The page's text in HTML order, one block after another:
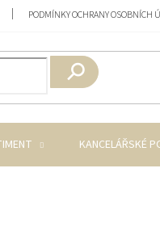
PODMÍNKY OCHRANY OSOBNÍCH
KANCELÁŘSKÉ